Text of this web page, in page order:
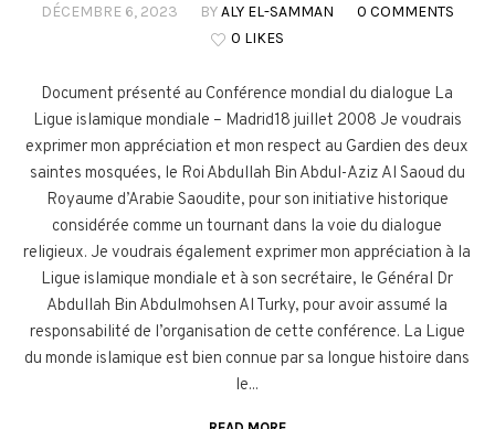
DÉCEMBRE 6, 2023 BYALY EL-SAMMAN
0 COMMENTS
0 LIKES
Document présenté au Conférence mondial du dialogue La
Ligue islamique mondiale – Madrid18 juillet 2008 Je voudrais
exprimer mon appréciation et mon respect au Gardien des deux
saintes mosquées, le Roi Abdullah Bin Abdul-Aziz Al Saoud du
Royaume d’Arabie Saoudite, pour son initiative historique
considérée comme un tournant dans la voie du dialogue
religieux. Je voudrais également exprimer mon appréciation à la
Ligue islamique mondiale et à son secrétaire, le Général Dr
Abdullah Bin Abdulmohsen Al Turky, pour avoir assumé la
responsabilité de l’organisation de cette conférence. La Ligue
du monde islamique est bien connue par sa longue histoire dans
le...